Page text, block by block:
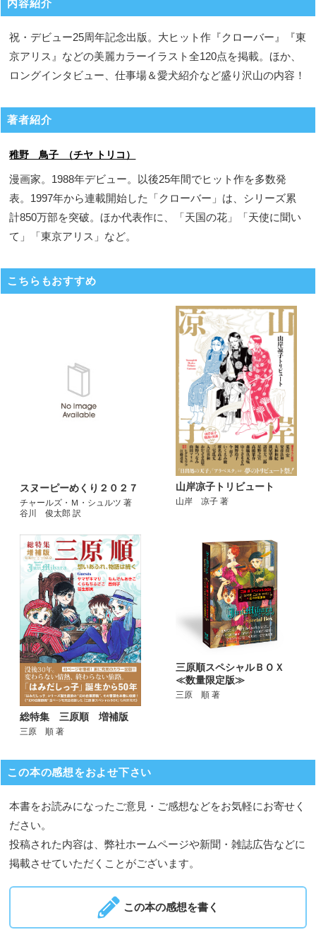
内容紹介
祝・デビュー25周年記念出版。大ヒット作『クローバー』『東
京アリス』などの美麗カラーイラスト全120点を掲載。ほか、
ロングインタビュー、仕事場＆愛犬紹介など盛り沢山の内容！
著者紹介
稚野 鳥子 （チヤ トリコ）
漫画家。1988年デビュー。以後25年間でヒット作を多数発
表。1997年から連載開始した「クローバー」は、シリーズ累
計850万部を突破。ほか代表作に、「天国の花」「天使に聞い
て」「東京アリス」など。
こちらもおすすめ
スヌーピーめくり２０２７
チャールズ・Ｍ・シュルツ 著
谷川 俊太郎 訳
山岸凉子トリビュート
山岸 凉子 著
総特集 三原順 増補版
三原 順 著
三原順スペシャルＢＯＸ
≪数量限定版≫
三原 順 著
この本の感想をおよせ下さい
本書をお読みになったご意見・ご感想などをお気軽にお寄せく
ださい。
投稿された内容は、弊社ホームページや新聞・雑誌広告などに
掲載させていただくことがございます。
この本の感想を書く